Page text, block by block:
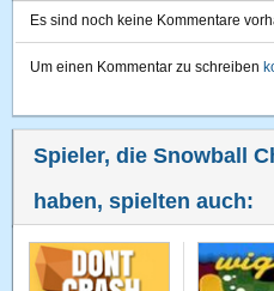
Es sind noch keine Kommentare
Um einen Kommentar zu schreiben
Spieler, die Snowball
haben, spielten auch: